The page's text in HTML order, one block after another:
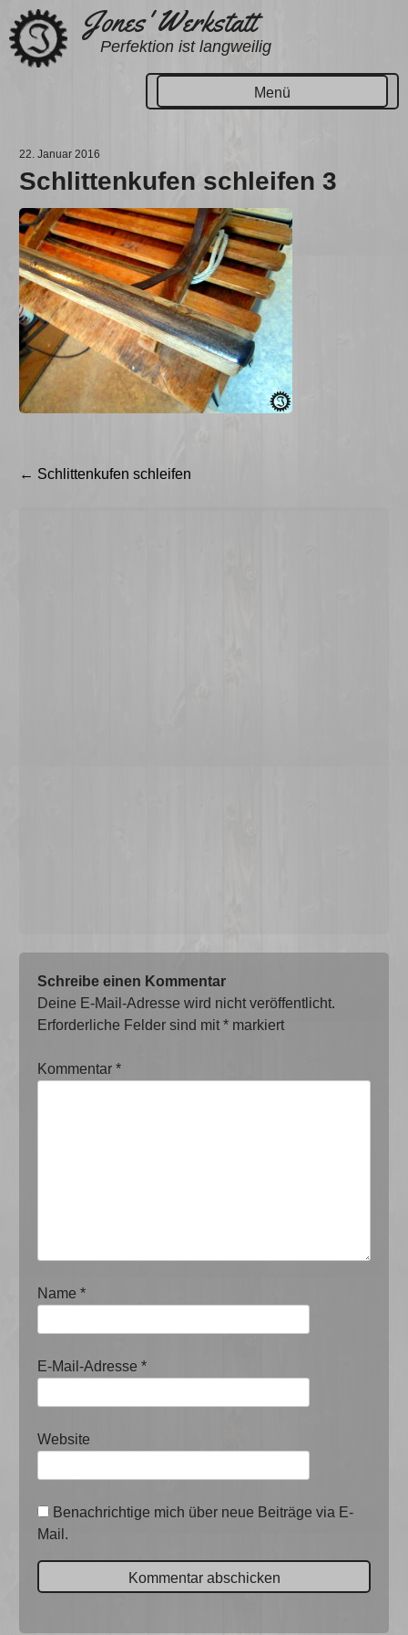
Zum
Inhalt
springen
Jones' Werkstatt
Perfektion ist langweilig
Menü
22. Januar 2016
Schlittenkufen schleifen 3
Beitragsnavigation
← Schlittenkufen schleifen
Schreibe einen Kommentar
Deine E-Mail-Adresse wird nicht veröffentlicht.
Erforderliche Felder sind mit* markiert
Kommentar*
Name*
E-Mail-Adresse*
Website
Benachrichtige mich über neue Beiträge via E-
Mail.